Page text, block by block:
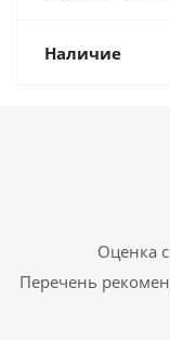
Наличие
Оценка
Перечень